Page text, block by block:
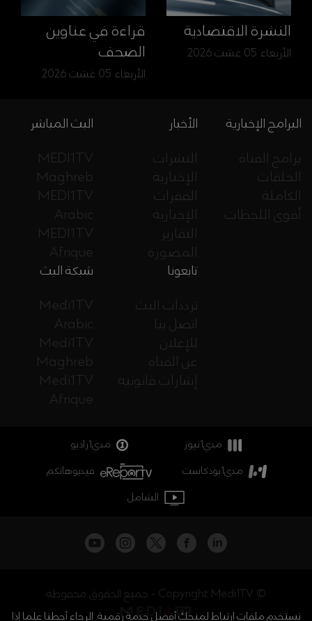
النشرة الاقتصادية
الأربعاء 05 غشت 2026
قراءة في عناوين
الصحف
الأربعاء 05 غشت 2026
البث المباشر
MEDI1TV
Maghreb
MEDI1TV
Arabic
MEDI1TV
Afrique
الأخبار
النشرات
الإخبارية
الفقرات
الإخبارية
التقارير
المصورة
البرامج الإخبارية
برامج القناة
الحلقات
الكاملة
أقوى اللحظات
شبكة البث
Medi1TV
Arabic
Medi1TV
Maghreb
Medi1TV
Afrique
تابعونا
ترددات البث
اتصل بنا
للإعلان
عن القناة
إشارات قانونية
مدي1نيوز
مدي1راديو
مدي1بودكاست
فيديوهاتكم
الشامل
جميع الحقوق محفوظة - Copyright Medi1TV ©
نستخدم ملفات ارتباط لمنحك أفضل خدمة رقمية. الرجاء أحطنا علما إذا